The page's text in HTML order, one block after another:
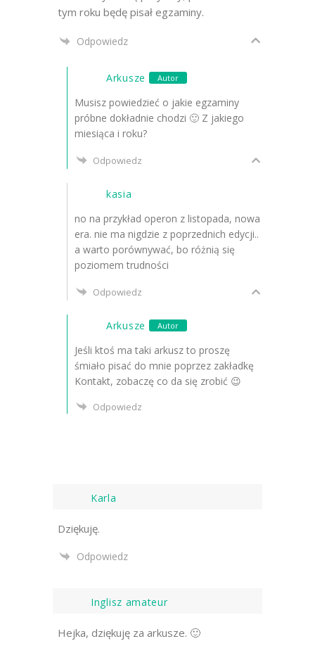
tym roku będę pisał egzaminy.
Odpowiedz
Arkusze Autor
Musisz powiedzieć o jakie egzaminy
próbne dokładnie chodzi 🙂 Z jakiego
miesiąca i roku?
Odpowiedz
kasia
no na przykład operon z listopada, nowa
era. nie ma nigdzie z poprzednich edycji..
a warto porównywać, bo różnią się
poziomem trudności
Odpowiedz
Arkusze Autor
Jeśli ktoś ma taki arkusz to proszę
śmiało pisać do mnie poprzez zakładkę
Kontakt, zobaczę co da się zrobić 😉
Odpowiedz
Karla
Dziękuję.
Odpowiedz
Inglisz amateur
Hejka, dziękuję za arkusze. 🙂